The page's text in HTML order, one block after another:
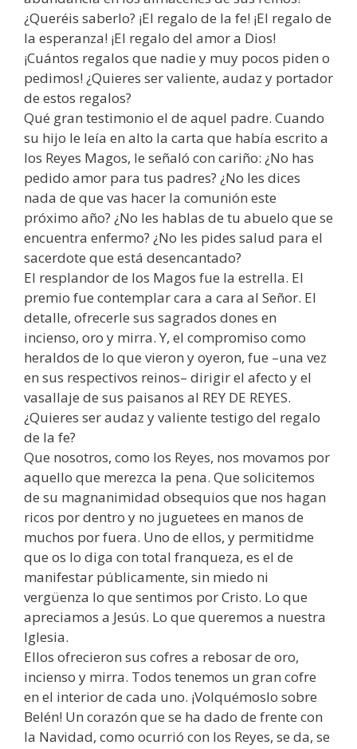
¿Queréis saberlo? ¡El regalo de la fe! ¡El regalo de
la esperanza! ¡El regalo del amor a Dios!
¡Cuántos regalos que nadie y muy pocos piden o
pedimos! ¿Quieres ser valiente, audaz y portador
de estos regalos?
Qué gran testimonio el de aquel padre. Cuando
su hijo le leía en alto la carta que había escrito a
los Reyes Magos, le señaló con cariño: ¿No has
pedido amor para tus padres? ¿No les dices
nada de que vas hacer la comunión este
próximo año? ¿No les hablas de tu abuelo que se
encuentra enfermo? ¿No les pides salud para el
sacerdote que está desencantado?
El resplandor de los Magos fue la estrella. El
premio fue contemplar cara a cara al Señor. El
detalle, ofrecerle sus sagrados dones en
incienso, oro y mirra. Y, el compromiso como
heraldos de lo que vieron y oyeron, fue –una vez
en sus respectivos reinos– dirigir el afecto y el
vasallaje de sus paisanos al REY DE REYES.
¿Quieres ser audaz y valiente testigo del regalo
de la fe?
Que nosotros, como los Reyes, nos movamos por
aquello que merezca la pena. Que solicitemos
de su magnanimidad obsequios que nos hagan
ricos por dentro y no juguetees en manos de
muchos por fuera. Uno de ellos, y permitidme
que os lo diga con total franqueza, es el de
manifestar públicamente, sin miedo ni
vergüenza lo que sentimos por Cristo. Lo que
apreciamos a Jesús. Lo que queremos a nuestra
Iglesia.
Ellos ofrecieron sus cofres a rebosar de oro,
incienso y mirra. Todos tenemos un gran cofre
en el interior de cada uno. ¡Volquémoslo sobre
Belén! Un corazón que se ha dado de frente con
la Navidad, como ocurrió con los Reyes, se da, se